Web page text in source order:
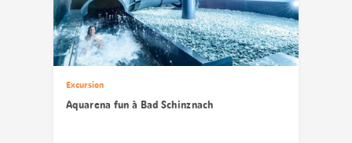
Excursion
Aquarena fun à Bad Schinznach